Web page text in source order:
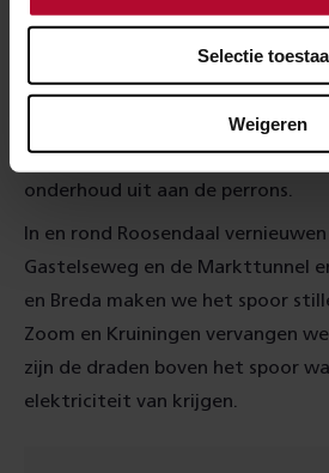
Selectie
Weigeren
dat we hebben gelegd. We
'normale' spoor. Dit spoor is
kunnen laten rijden als wij aan de
bouw van een 'verdiepte ligging'
station van Den Bosch voeren we
onderhoud uit aan de perrons.
In en rond Roosendaal
Gastelseweg en de Markttunnel
en Breda maken we het spoor
Zoom en Kruiningen vervangen
zijn de draden boven het spoor
elektriciteit van krijgen.